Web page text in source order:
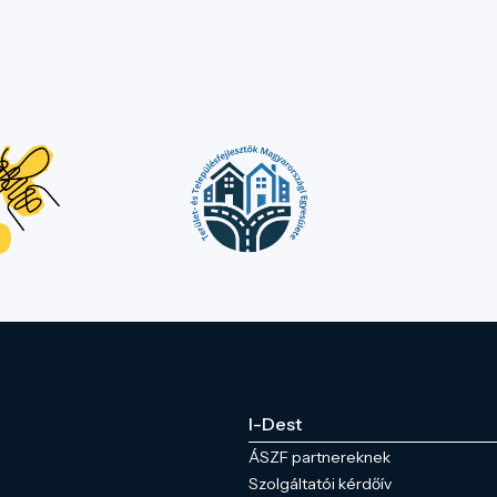
I-Dest
ÁSZF partnereknek
Szolgáltatói kérdőív